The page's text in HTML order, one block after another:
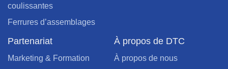
coulissantes
Ferrures d’assemblages
Partenariat
Marketing & Formation
À propos de DTC
À propos de nous